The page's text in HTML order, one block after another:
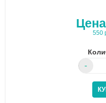
550